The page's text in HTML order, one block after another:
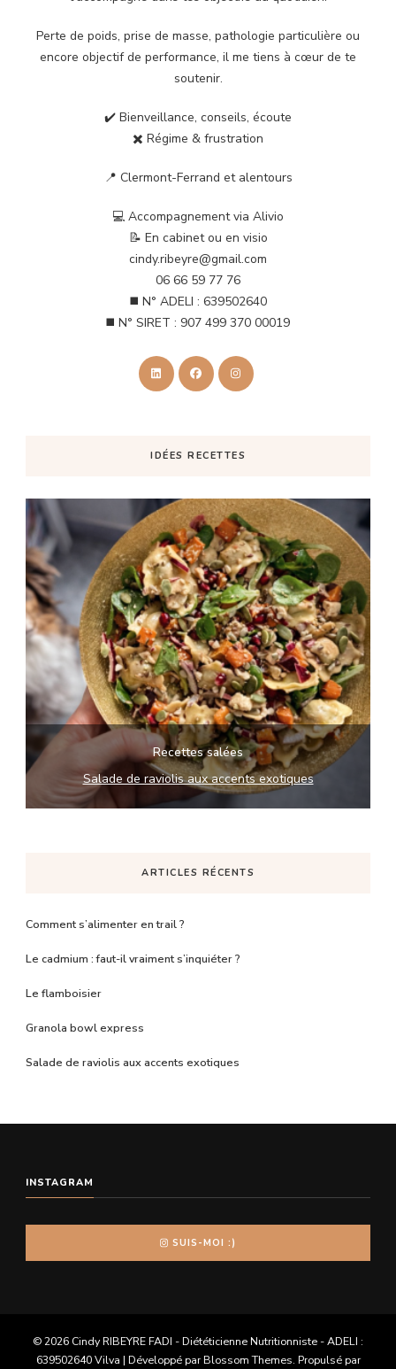
Perte de poids, prise de masse, pathologie particulière ou
encore objectif de performance, il me tiens à cœur de te
soutenir.
✔️ Bienveillance, conseils, écoute
✖️ Régime & frustration
📍 Clermont-Ferrand et alentours
💻 Accompagnement via Alivio
📝 En cabinet ou en visio
cindy.ribeyre@gmail.com
06 66 59 77 76
◼️ N° ADELI : 639502640
◼️ N° SIRET : 907 499 370 00019
IDÉES RECETTES
Recettes salées
Salade de raviolis aux accents exotiques
ARTICLES RÉCENTS
Comment s’alimenter en trail ?
Le cadmium : faut-il vraiment s’inquiéter ?
Le flamboisier
Granola bowl express
Salade de raviolis aux accents exotiques
INSTAGRAM
SUIS-MOI :)
© 2026 Cindy RIBEYRE FADI - Diététicienne Nutritionniste - ADELI :
639502640Vilva | Développé parBlossom Themes. Propulsé par